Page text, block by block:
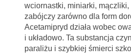
wciornastki, miniarki,
zabójczy zarówno dla form
Acetamipryd działa wobec
i układowo. Ta substancja
paraliżu i szybkiej śmierci